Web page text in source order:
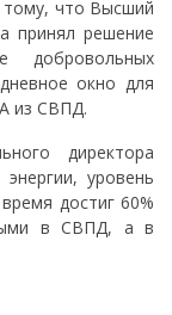
тому, что Высший
принял решение
добровольных
окно для
из СВПД.
директора
уровень
достиг 60%
в СВПД, а в